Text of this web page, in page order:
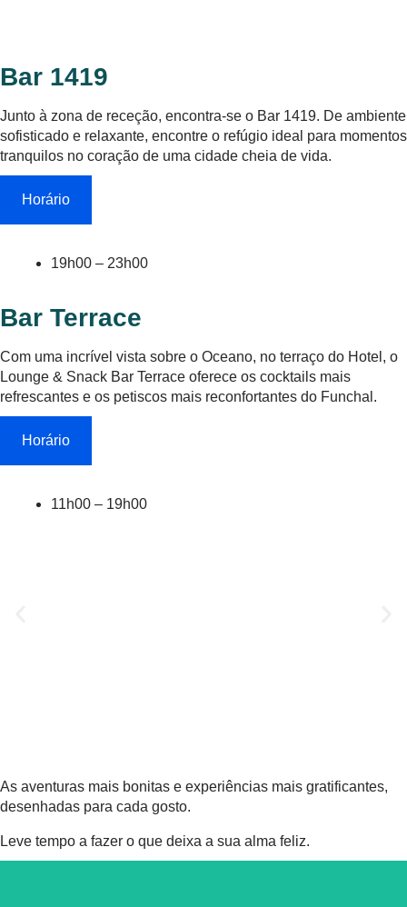
Bar 1419
Junto à zona de receção, encontra-se o Bar 1419. De ambiente
sofisticado e relaxante, encontre o refúgio ideal para momentos
tranquilos no coração de uma cidade cheia de vida.
Horário
19h00 – 23h00
Bar Terrace
Com uma incrível vista sobre o Oceano, no terraço do Hotel, o
Lounge & Snack Bar Terrace oferece os cocktails mais
refrescantes e os petiscos mais reconfortantes do Funchal.
Horário
11h00 – 19h00
As aventuras mais bonitas e experiências mais gratificantes,
desenhadas para cada gosto.
Leve tempo a fazer o que deixa a sua alma feliz.